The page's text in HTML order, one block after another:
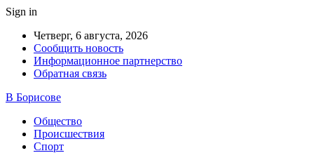
Sign in
Четверг, 6 августа, 2026
Сообщить новость
Информационное партнерство
Обратная связь
В Борисове
Общество
Происшествия
Спорт